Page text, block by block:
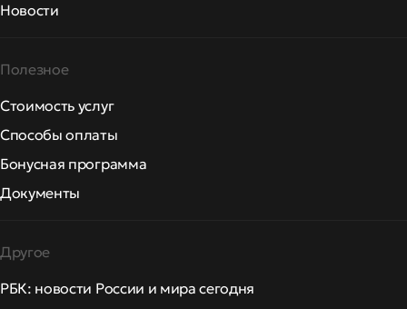
Новости
Полезное
Стоимость услуг
Способы оплаты
Бонусная программа
Документы
Другое
РБК: новости России и мира сегодня